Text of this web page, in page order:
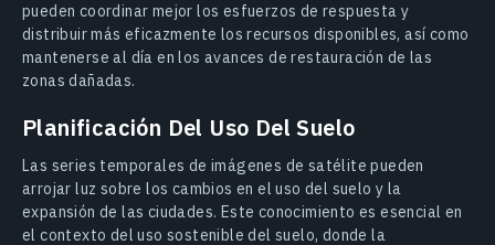
pueden coordinar mejor los esfuerzos de respuesta y
distribuir más eficazmente los recursos disponibles, así como
mantenerse al día en los avances de restauración de las
zonas dañadas.
Planificación Del Uso Del Suelo
Las series temporales de imágenes de satélite pueden
arrojar luz sobre los cambios en el uso del suelo y la
expansión de las ciudades. Este conocimiento es esencial en
el contexto del uso sostenible del suelo, donde la